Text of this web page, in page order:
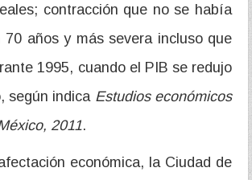
contracción que no se había
70 años y más severa incluso que
1995, cuando el PIB se redujo
según indica Estudios económicos
2011.
económica, la Ciudad de